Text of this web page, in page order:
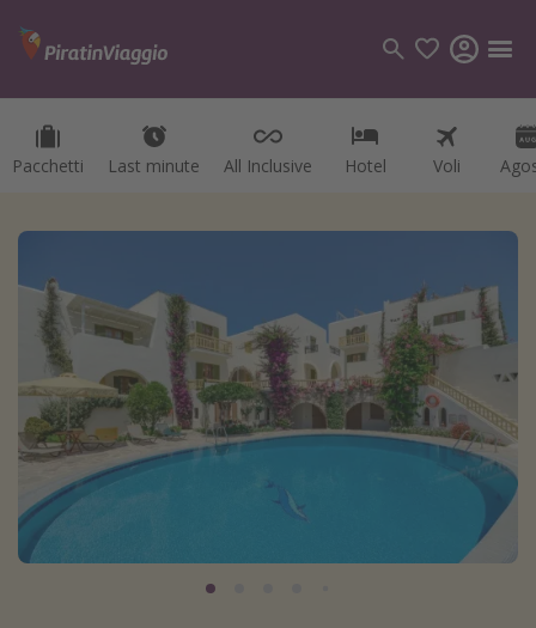
Pacchetti Last minute All Inclusive Hotel Voli
Categorie
Vacanze
Crociere
Destinazioni
Tutte le destinazioni
Italia
Albania
Grecia